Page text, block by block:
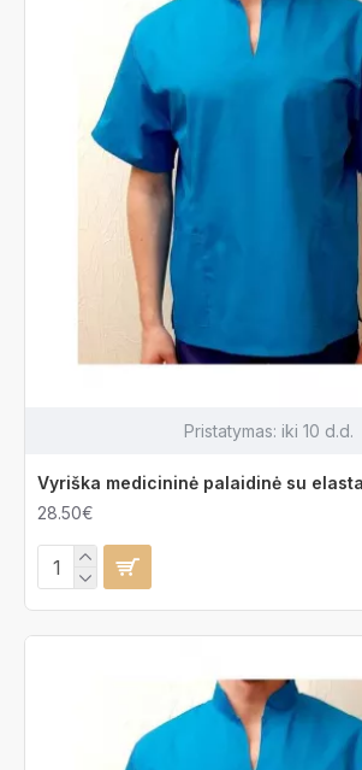
Pristatymas: iki 10 d.d.
Vyriška medicininė palaidinė su
28.50€